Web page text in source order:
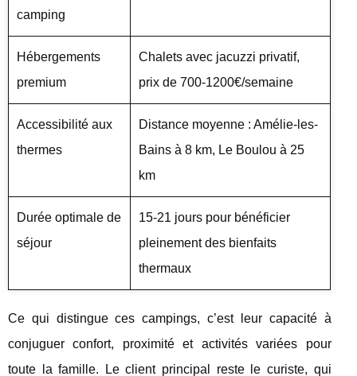
camping
Hébergements
premium
Chalets avec jacuzzi privatif,
prix de 700-1200€/semaine
Accessibilité aux
thermes
Distance moyenne : Amélie-les-
Bains à 8 km, Le Boulou à 25
km
Durée optimale de
séjour
15-21 jours pour bénéficier
pleinement des bienfaits
thermaux
Ce qui distingue ces campings, c’est leur capacité à
conjuguer confort, proximité et activités variées pour
toute la famille. Le client principal reste le curiste, qui